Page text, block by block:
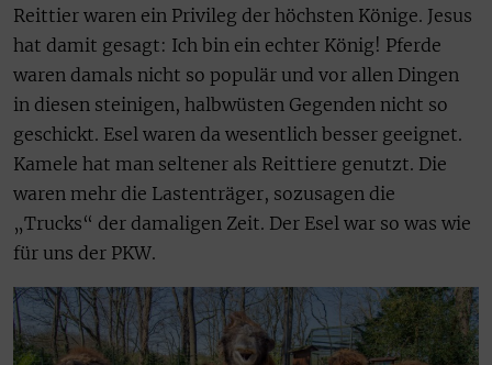
Reittier waren ein Privileg der höchsten Könige. Jesus
hat damit gesagt: Ich bin ein echter König! Pferde
waren damals nicht so populär und vor allen Dingen
in diesen steinigen, halbwüsten Gegenden nicht so
geschickt. Esel waren da wesentlich besser geeignet.
Kamele hat man seltener als Reittiere genutzt. Die
waren mehr die Lastenträger, sozusagen die
„Trucks“ der damaligen Zeit. Der Esel war so was wie
für uns der PKW.